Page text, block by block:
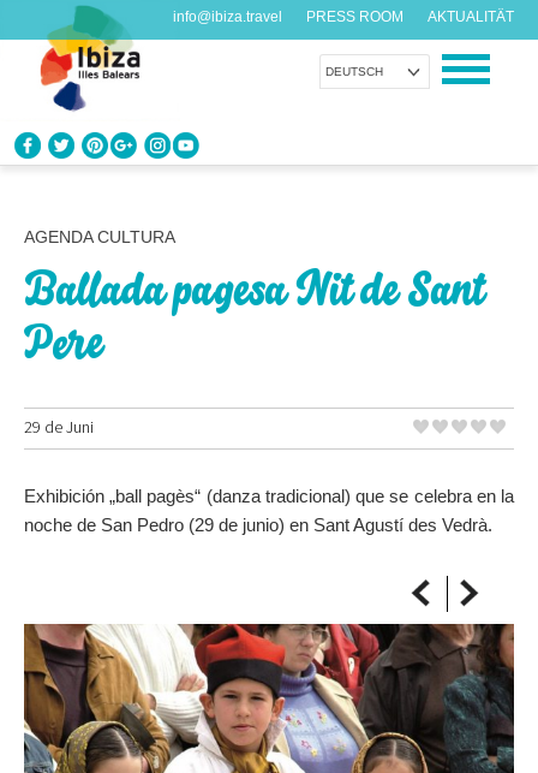
DEUTSCH
info@ibiza.travel PRESS ROOM AKTUALITÄT
GENIESSEN SIE IBIZA
Vorschläge für jeden Geschmack
Jeden Tag etwas Neues
Praktische Daten
AGENDA CULTURA
Ballada pagesa Nit de Sant
Pere
29 de Juni
Exhibición „ball pagès“ (danza tradicional) que se celebra en la
noche de San Pedro (29 de junio) en Sant Agustí des Vedrà.